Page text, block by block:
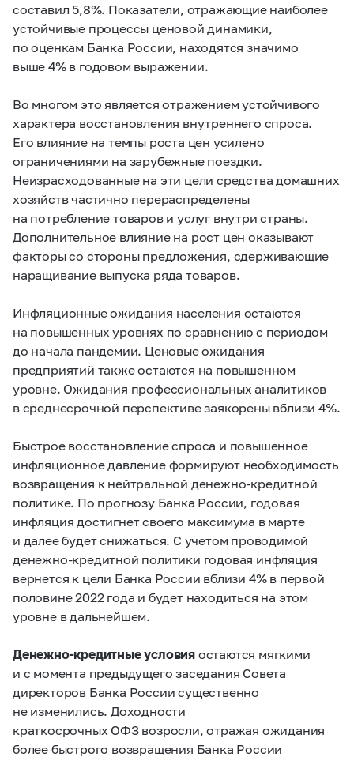
составил 5,8%. Показатели, отражающие наиболее
устойчивые процессы ценовой динамики,
по оценкам Банка России, находятся значимо
выше 4% в годовом выражении.
Во многом это является отражением устойчивого
характера восстановления внутреннего спроса.
Его влияние на темпы роста цен усилено
ограничениями на зарубежные поездки.
Неизрасходованные на эти цели средства домашних
хозяйств частично перераспределены
на потребление товаров и услуг внутри страны.
Дополнительное влияние на рост цен оказывают
факторы со стороны предложения, сдерживающие
наращивание выпуска ряда товаров.
Инфляционные ожидания населения остаются
на повышенных уровнях по сравнению с периодом
до начала пандемии. Ценовые ожидания
предприятий также остаются на повышенном
уровне. Ожидания профессиональных аналитиков
в среднесрочной перспективе заякорены вблизи 4%.
Быстрое восстановление спроса и повышенное
инфляционное давление формируют необходимость
возвращения к нейтральной денежно-кредитной
политике. По прогнозу Банка России, годовая
инфляция достигнет своего максимума в марте
и далее будет снижаться. С учетом проводимой
денежно-кредитной политики годовая инфляция
вернется к цели Банка России вблизи 4% в первой
половине 2022 года и будет находиться на этом
уровне в дальнейшем.
Денежно-кредитные условия остаются мягкими
и с момента предыдущего заседания Совета
директоров Банка России существенно
не изменились. Доходности
краткосрочных ОФЗ возросли, отражая ожидания
более быстрого возвращения Банка России